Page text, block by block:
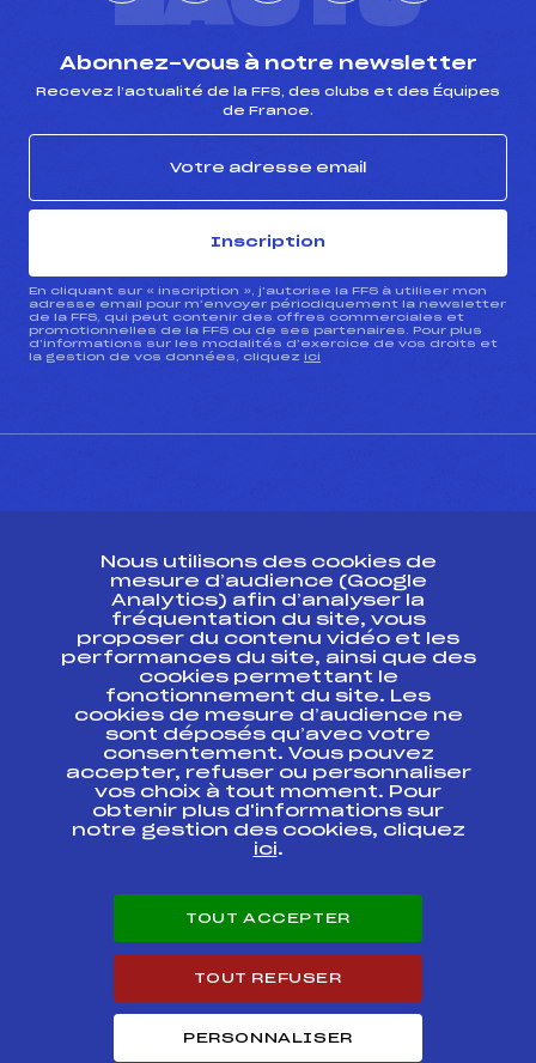
Abonnez-vous à notre newsletter
Recevez l’actualité de la FFS, des clubs et des Équipes
de France.
Inscription
En cliquant sur « inscription », j’autorise la FFS à utiliser mon
adresse email pour m’envoyer périodiquement la newsletter
de la FFS, qui peut contenir des offres commerciales et
promotionnelles de la FFS ou de ses partenaires. Pour plus
d’informations sur les modalités d’exercice de vos droits et
la gestion de vos données, cliquez ici
ESPACE PRESSE
Ressources
Pass’Neige
Projet sportif fédéral
Projet de performance fédéral
Antidopage
Pôle Développement, Formation, Suivi
Scientifique
Listes ministérielles
Pôle vie de l’athlète
Carrières
Nous utilisons des cookies de
mesure d’audience (Google
Analytics) afin d’analyser la
fréquentation du site, vous
proposer du contenu vidéo et les
performances du site, ainsi que des
cookies permettant le
fonctionnement du site. Les
cookies de mesure d’audience ne
sont déposés qu’avec votre
consentement. Vous pouvez
accepter, refuser ou personnaliser
vos choix à tout moment. Pour
obtenir plus d'informations sur
notre gestion des cookies, cliquez
ici.
TOUT ACCEPTER
TOUT REFUSER
PERSONNALISER